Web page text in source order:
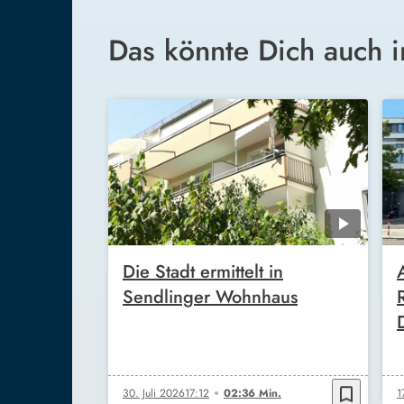
Das könnte Dich auch
Die Stadt ermittelt in
Sendlinger Wohnhaus
30. Juli 202617:12 02:36 Min. bookmark_border